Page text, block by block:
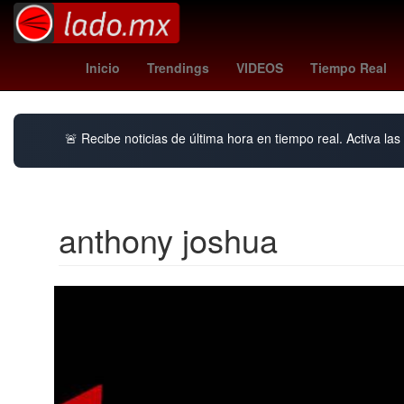
Inicio Trendings VIDEOS Tiempo Real
unión - lanús costco torreon regreso a
🚨 Recibe noticias de última hora en tiempo real. Activa
anthony joshua